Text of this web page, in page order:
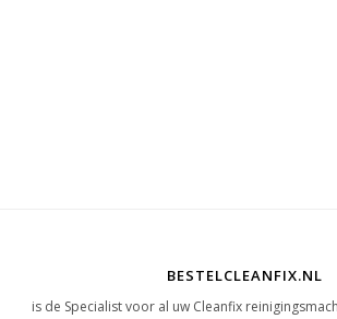
BESTELCLEANFIX.NL
is de Specialist voor al uw Cleanfix